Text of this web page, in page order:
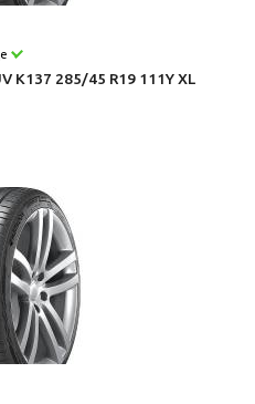
K137 285/45 R19 111Y XL